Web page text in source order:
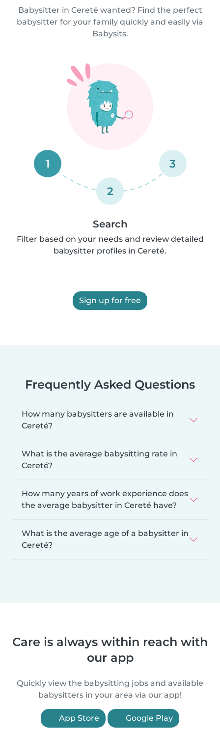
Babysitter in Cereté wanted? Find the perfect
babysitter for your family quickly and easily via
Babysits.
1
2
3
Search
Filter based on your needs and review detailed
babysitter profiles in Cereté.
Sign up for free
Frequently Asked Questions
How many babysitters are available in
Cereté?
What is the average babysitting rate in
Cereté?
How many years of work experience does
the average babysitter in Cereté have?
What is the average age of a babysitter in
Cereté?
Care is always within reach with
our app
Quickly view the babysitting jobs and available
babysitters in your area via our app!
App Store Google Play